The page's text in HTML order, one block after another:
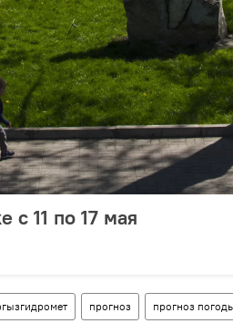
с 11 по 17 мая
прогноз прогноз